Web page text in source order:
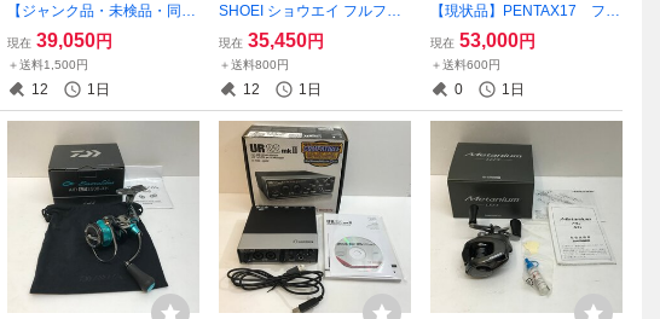
【ジャンク品・未検品・同梱
不可】 SONY PS5コント
ローラー×12、PS4コントロ
ーラー×10 他周辺おまと
め【ゲーム-589】
現在 39,050円
＋送料1,500円
12 1日
SHOEI ショウエイ フルフェ
イスヘルメット Z-8 SHEEN
TC-2 ブルー×ブラック Lサ
イズ 【家電-775】
現在 35,450円
＋送料800円
12 1日
【現状品】PENTAX17 フィ
ルムコンパクトカメラ RIC
OH 2024年発売 【家電-
766】
現在 53,000円
＋送料600円
0 1日